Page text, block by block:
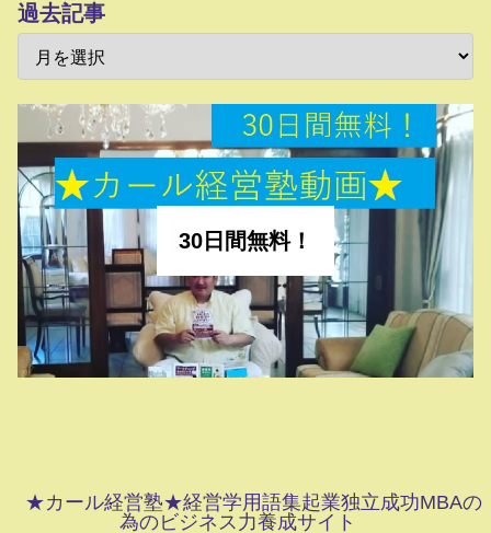
過去記事
30日間無料！
★カール経営塾★経営学用語集起業独立成功MBAの
為のビジネス力養成サイト